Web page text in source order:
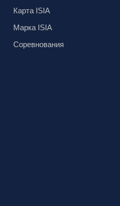
Карта ISIA
Марка ISIA
Соревнования